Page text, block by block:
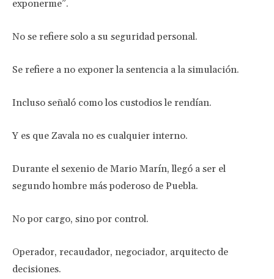
exponerme”.
No se refiere solo a su seguridad personal.
Se refiere a no exponer la sentencia a la simulación.
Incluso señaló como los custodios le rendían.
Y es que Zavala no es cualquier interno.
Durante el sexenio de Mario Marín, llegó a ser el
segundo hombre más poderoso de Puebla.
No por cargo, sino por control.
Operador, recaudador, negociador, arquitecto de
decisiones.